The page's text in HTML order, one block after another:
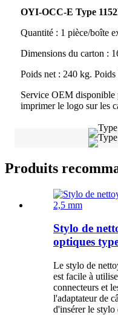
OYI-OCC-E Type
Quantité : 1 pièce/boîte
Dimensions du carton :
Poids net : 240 kg.
Service OEM disponible
imprimer le logo sur les
Produits
Stylo de
optiques
Le stylo de
est facile à
connecteurs et
l'adaptateur de
d'insérer le stylo